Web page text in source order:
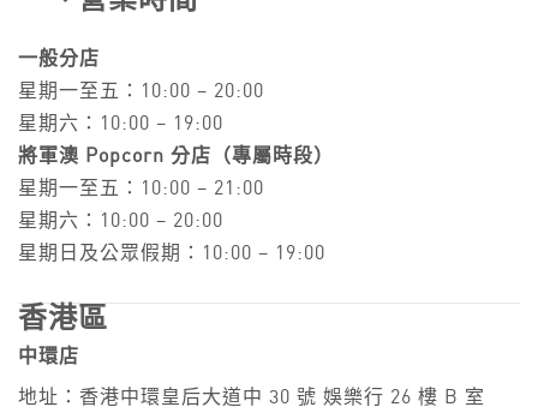
一般分店
星期一至五：10:00 – 20:00
星期六：10:00 – 19:00
將軍澳 Popcorn 分店（專屬時段）
星期一至五：10:00 – 21:00
星期六：10:00 – 20:00
星期日及公眾假期：10:00 – 19:00
香港區
中環店
地址：香港中環皇后大道中 30 號 娛樂行 26 樓 B 室